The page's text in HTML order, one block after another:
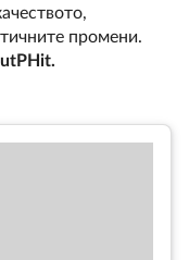
промени.